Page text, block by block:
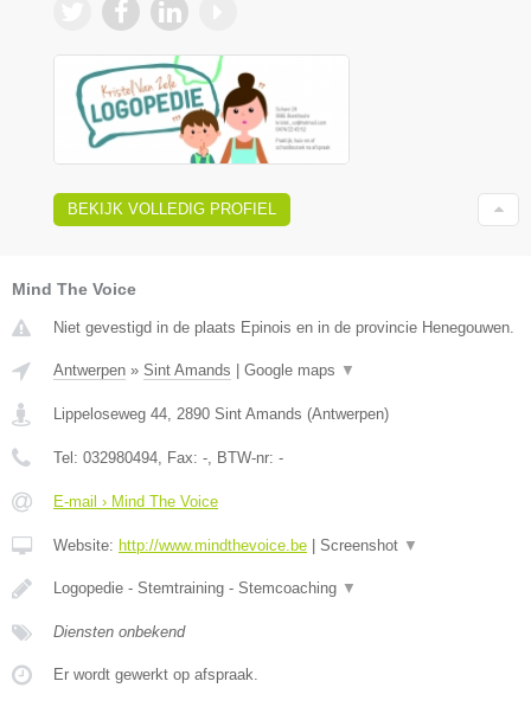
BEKIJK VOLLEDIG PROFIEL
Mind The Voice
Niet gevestigd in de plaats Epinois en in de provincie Henegouwen.
Antwerpen » Sint Amands Google maps ▼
Lippeloseweg 44 2890 Sint Amands (Antwerpen)
Tel: 032980494 , Fax: - , BTW-nr: -
E-mail › Mind The Voice
Website: http://www.mindthevoice.be Screenshot ▼
Logopedie - Stemtraining - Stemcoaching ▼
Diensten onbekend
Er wordt gewerkt op afspraak.